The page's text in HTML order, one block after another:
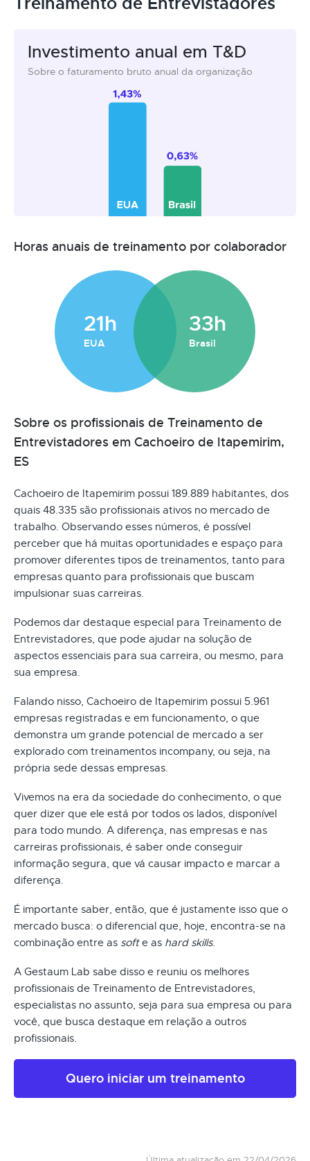
Investimento anual em T&D
Sobre o faturamento bruto anual da organização
Horas anuais de treinamento por colaborador
21h
EUA
33h
Brasil
Sobre os profissionais de Treinamento de
Entrevistadores em Cachoeiro de Itapemirim,
ES
Cachoeiro de Itapemirim possui 189.889 habitantes, dos
quais 48.335 são profissionais ativos no mercado de
trabalho. Observando esses números, é possível
perceber que há muitas oportunidades e espaço para
promover diferentes tipos de treinamentos, tanto para
empresas quanto para profissionais que buscam
impulsionar suas carreiras.
Podemos dar destaque especial para Treinamento de
Entrevistadores, que pode ajudar na solução de
aspectos essenciais para sua carreira, ou mesmo, para
sua empresa.
Falando nisso, Cachoeiro de Itapemirim possui 5.961
empresas registradas e em funcionamento, o que
demonstra um grande potencial de mercado a ser
explorado com treinamentos incompany, ou seja, na
própria sede dessas empresas.
Vivemos na era da sociedade do conhecimento, o que
quer dizer que ele está por todos os lados, disponível
para todo mundo. A diferença, nas empresas e nas
carreiras profissionais, é saber onde conseguir
informação segura, que vá causar impacto e marcar a
diferença.
É importante saber, então, que é justamente isso que o
mercado busca: o diferencial que, hoje, encontra-se na
combinação entre as softe as hard skills.
A Gestaum Lab sabe disso e reuniu os melhores
profissionais de Treinamento de Entrevistadores,
especialistas no assunto, seja para sua empresa ou para
você, que busca destaque em relação a outros
profissionais.
Quero iniciar um treinamento